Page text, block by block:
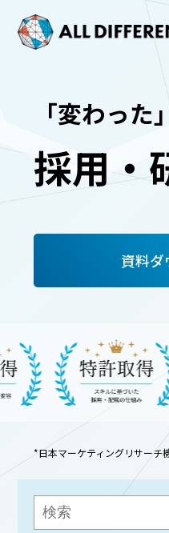
「変わっ
採用・
資料ダ
*日本マーケティングリサー